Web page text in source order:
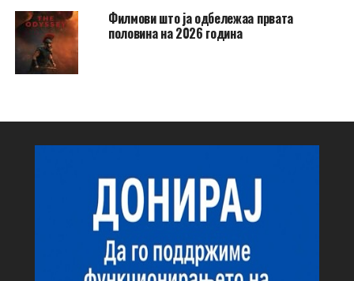
Филмови што ја одбележаа првата
половина на 2026 година